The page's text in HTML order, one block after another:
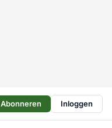
Abonneren Inloggen